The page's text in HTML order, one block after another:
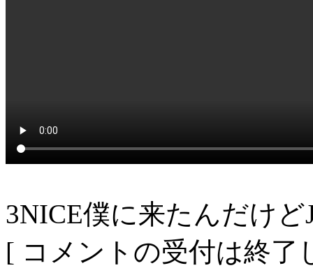
3NICE僕に来たんだけ
[ コメントの受付は終了